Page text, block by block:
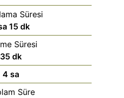
Süresi
15 dk
Süresi
35 dk
4 sa
Süre